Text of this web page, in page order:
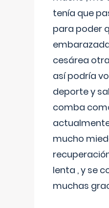
tenía que
para poder
cesárea otra
así podría
deporte y
comba
mucho
lenta , y se
muchas